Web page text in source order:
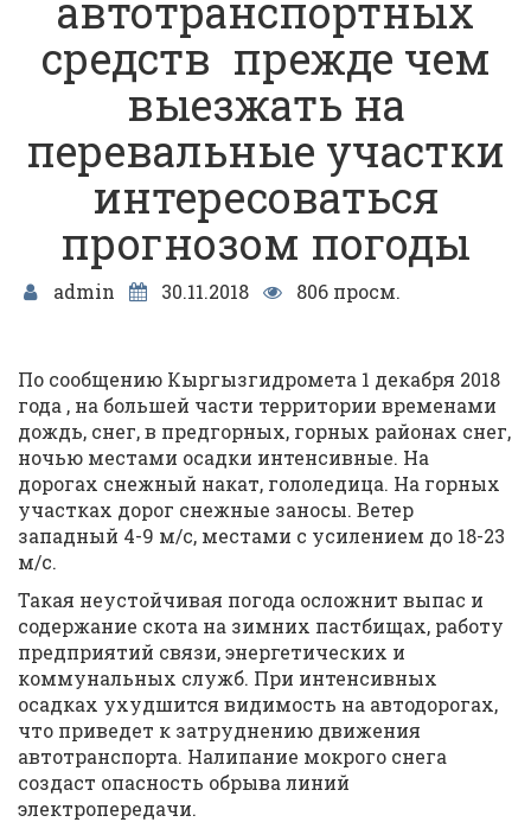
автотранспортных
средств прежде чем
выезжать на
перевальные участки
интересоваться
прогнозом погоды
admin 30.11.2018 806 просм.
По сообщению Кыргызгидромета 1 декабря 2018
года , на большей части территории временами
дождь, снег, в предгорных, горных районах снег,
ночью местами осадки интенсивные. На
дорогах снежный накат, гололедица. На горных
участках дорог снежные заносы. Ветер
западный 4-9 м/с, местами с усилением до 18-23
м/с.
Такая неустойчивая погода осложнит выпас и
содержание скота на зимних пастбищах, работу
предприятий связи, энергетических и
коммунальных служб. При интенсивных
осадках ухудшится видимость на автодорогах,
что приведет к затруднению движения
автотранспорта. Налипание мокрого снега
создаст опасность обрыва линий
электропередачи.